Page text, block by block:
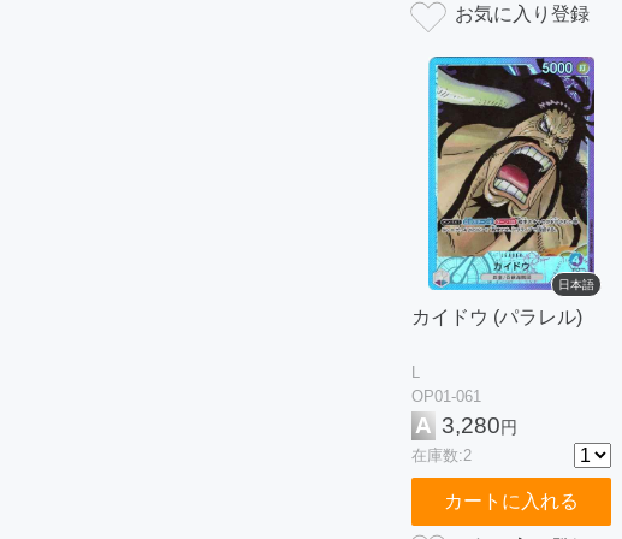
日本語
カイドウ (パラレル)
L
OP01-061
A 3,280円
在庫数:2
カートに入れる